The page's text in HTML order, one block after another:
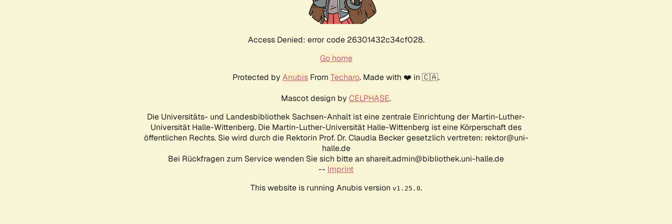
Access Denied: error code 26301432c34cf028.
Go home
Protected by Anubis From Techaro. Made with ❤️ in 🇨🇦.
Mascot design by CELPHASE.
Die Universitäts- und Landesbibliothek Sachsen-Anhalt ist eine zentrale Einrichtung der Martin-Luther-
Universität Halle-Wittenberg. Die Martin-Luther-Universität Halle-Wittenberg ist eine Körperschaft des
öffentlichen Rechts. Sie wird durch die Rektorin Prof. Dr. Claudia Becker gesetzlich vertreten: rektor@uni-
halle.de
Bei Rückfragen zum Service wenden Sie sich bitte an shareit.admin@bibliothek.uni-halle.de
-- Imprint
This website is running Anubis version v1.25.0.